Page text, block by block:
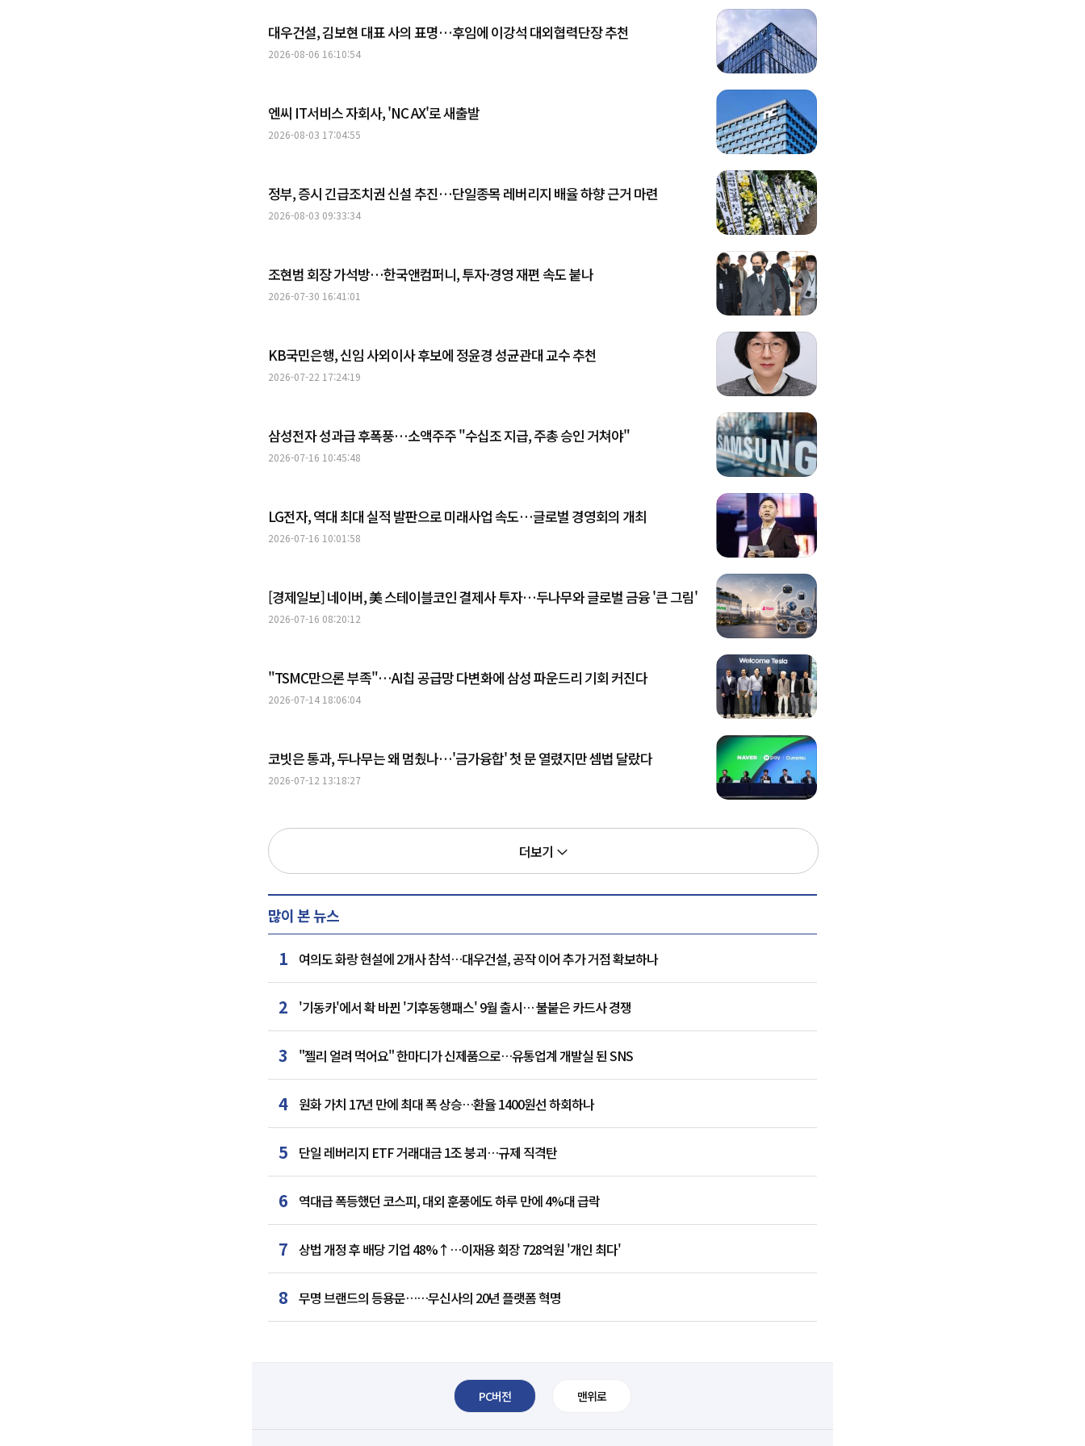
대우건설, 김보현 대표 사의 표명…후임에 이강석 대외협력단장 추천
2026-08-06 16:10:54
엔씨 IT서비스 자회사, 'NC AX'로 새출발
2026-08-03 17:04:55
정부, 증시 긴급조치권 신설 추진…단일종목 레버리지 배율 하향 근거 마련
2026-08-03 09:33:34
조현범 회장 가석방…한국앤컴퍼니, 투자·경영 재편 속도 붙나
2026-07-30 16:41:01
KB국민은행, 신임 사외이사 후보에 정윤경 성균관대 교수 추천
2026-07-22 17:24:19
삼성전자 성과급 후폭풍…소액주주 "수십조 지급, 주총 승인 거쳐야"
2026-07-16 10:45:48
LG전자, 역대 최대 실적 발판으로 미래사업 속도…글로벌 경영회의 개최
2026-07-16 10:01:58
[경제일보] 네이버, 美 스테이블코인 결제사 투자…두나무와 글로벌 금융 '큰 그림'
2026-07-16 08:20:12
"TSMC만으론 부족"…AI칩 공급망 다변화에 삼성 파운드리 기회 커진다
2026-07-14 18:06:04
코빗은 통과, 두나무는 왜 멈췄나…'금가융합' 첫 문 열렸지만 셈법 달랐다
2026-07-12 13:18:27
더보기
많이 본 뉴스
1 여의도 화랑 현설에 2개사 참석…대우건설, 공작 이어 추가 거점 확보하나
2 '기동카'에서 확 바뀐 '기후동행패스' 9월 출시… 불붙은 카드사 경쟁
3 "젤리 얼려 먹어요" 한마디가 신제품으로…유통업계 개발실 된 SNS
4 원화 가치 17년 만에 최대 폭 상승…환율 1400원선 하회하나
5 단일 레버리지 ETF 거래대금 1조 붕괴…규제 직격탄
6 역대급 폭등했던 코스피, 대외 훈풍에도 하루 만에 4%대 급락
7 상법 개정 후 배당 기업 48%↑…이재용 회장 728억원 '개인 최다'
8 무명 브랜드의 등용문……무신사의 20년 플랫폼 혁명
PC버전 맨위로